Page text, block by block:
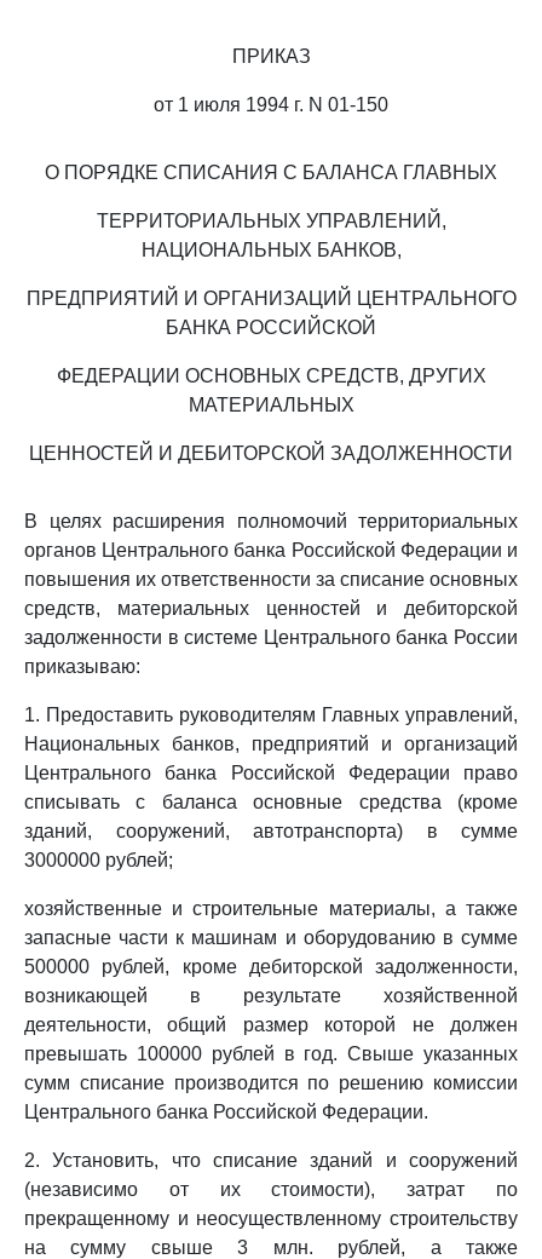
ПРИКАЗ
от 1 июля 1994 г. N 01-150
О ПОРЯДКЕ СПИСАНИЯ С БАЛАНСА ГЛАВНЫХ
ТЕРРИТОРИАЛЬНЫХ УПРАВЛЕНИЙ,
НАЦИОНАЛЬНЫХ БАНКОВ,
ПРЕДПРИЯТИЙ И ОРГАНИЗАЦИЙ ЦЕНТРАЛЬНОГО
БАНКА РОССИЙСКОЙ
ФЕДЕРАЦИИ ОСНОВНЫХ СРЕДСТВ, ДРУГИХ
МАТЕРИАЛЬНЫХ
ЦЕННОСТЕЙ И ДЕБИТОРСКОЙ ЗАДОЛЖЕННОСТИ
В целях расширения полномочий территориальных
органов Центрального банка Российской Федерации и
повышения их ответственности за списание основных
средств, материальных ценностей и дебиторской
задолженности в системе Центрального банка России
приказываю:
1. Предоставить руководителям Главных управлений,
Национальных банков, предприятий и организаций
Центрального банка Российской Федерации право
списывать с баланса основные средства (кроме
зданий, сооружений, автотранспорта) в сумме
3000000 рублей;
хозяйственные и строительные материалы, а также
запасные части к машинам и оборудованию в сумме
500000 рублей, кроме дебиторской задолженности,
возникающей в результате хозяйственной
деятельности, общий размер которой не должен
превышать 100000 рублей в год. Свыше указанных
сумм списание производится по решению комиссии
Центрального банка Российской Федерации.
2. Установить, что списание зданий и сооружений
(независимо от их стоимости), затрат по
прекращенному и неосуществленному строительству
на сумму свыше 3 млн. рублей, а также